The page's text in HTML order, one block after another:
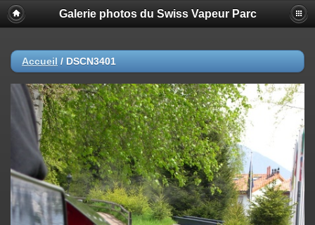
Galerie photos du Swiss Vapeur Parc
Accueil / DSCN3401